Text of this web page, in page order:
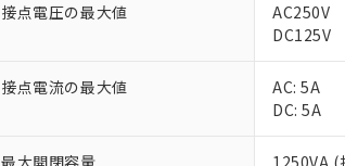
接点電圧の最大値
AC250V
DC125V
接点電流の最大値
AC: 5A
DC: 5A
最大開閉容量
1250VA (